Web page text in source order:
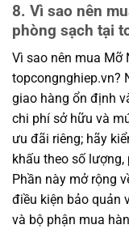
8. Vì sao nên
phòng sạch tại
Vì sao nên mua Mỡ
topcongnghiep.vn?
giao hàng ổn định
chi phí sở hữu và
ưu đãi riêng; hãy
khấu theo số
Phần này mở rộng
điều kiện bảo quản
và bộ phận mua